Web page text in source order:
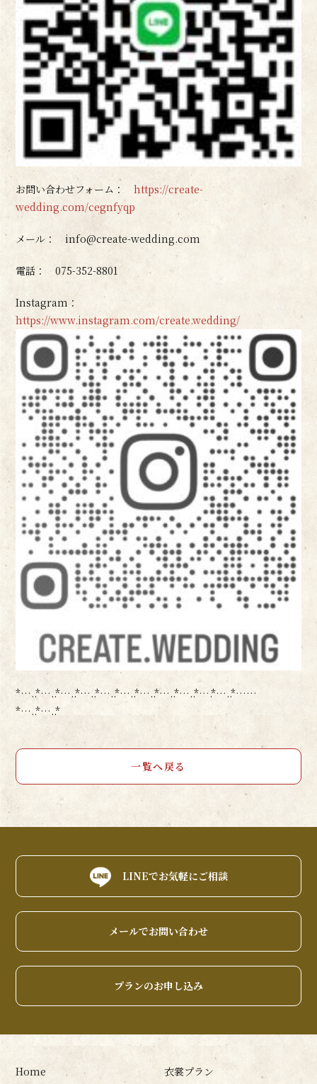
お問い合わせフォーム：https://create-
wedding.com/cegnfyqp
メール： info@create-wedding.com
電話： 075-352-8801
Instagram：
https://www.instagram.com/create.wedding/
*…..*…..*…..*…..*…..*…..*…..*…..*…..*….*…..*……
*…..*…..*
一覧へ戻る
LINEでお気軽にご相談
メールでお問い合わせ
プランのお申し込み
Home 衣裳プラン